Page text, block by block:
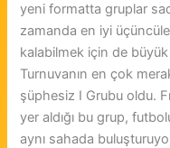
yeni formatta gruplar
zamanda en iyi
kalabilmek için de
Turnuvanın en çok
şüphesiz I Grubu oldu.
yer aldığı bu grup,
aynı sahada